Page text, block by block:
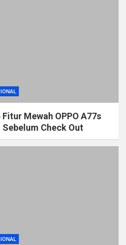
Mewah OPPO A77s
Sebelum Check Out